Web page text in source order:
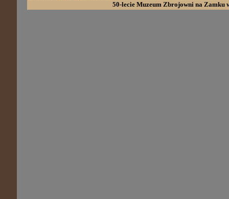
50-lecie Muzeum Zbrojowni na Zamku